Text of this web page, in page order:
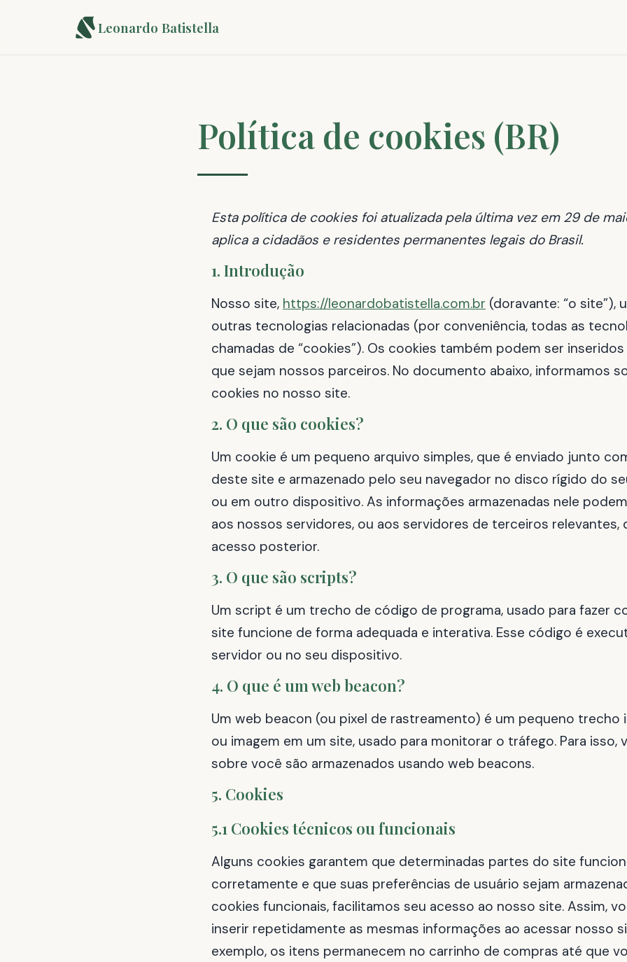
Leonardo Batistella
Política de cookies (BR)
Esta política de cookies foi atualizada pela última vez em 29 de
aplica a cidadãos e residentes permanentes legais do Brasil.
1. Introdução
Nosso site, https://leonardobatistella.com.br (doravante: “o site”),
outras tecnologias relacionadas (por conveniência, todas as
chamadas de “cookies”). Os cookies também podem ser
que sejam nossos parceiros. No documento abaixo, informamos
cookies no nosso site.
2. O que são cookies?
Um cookie é um pequeno arquivo simples, que é enviado junto
deste site e armazenado pelo seu navegador no disco rígido do
ou em outro dispositivo. As informações armazenadas nele
aos nossos servidores, ou aos servidores de terceiros relevantes,
acesso posterior.
3. O que são scripts?
Um script é um trecho de código de programa, usado para fazer
site funcione de forma adequada e interativa. Esse código é
servidor ou no seu dispositivo.
4. O que é um web beacon?
Um web beacon (ou pixel de rastreamento) é um pequeno trecho
ou imagem em um site, usado para monitorar o tráfego. Para isso,
sobre você são armazenados usando web beacons.
5. Cookies
5.1 Cookies técnicos ou funcionais
Alguns cookies garantem que determinadas partes do site
corretamente e que suas preferências de usuário sejam
cookies funcionais, facilitamos seu acesso ao nosso site. Assim,
inserir repetidamente as mesmas informações ao acessar nosso
exemplo, os itens permanecem no carrinho de compras até que